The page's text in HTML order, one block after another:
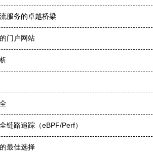
服务的卓越桥梁
门户网站
链路追踪（eBPF/Perf）
最佳选择